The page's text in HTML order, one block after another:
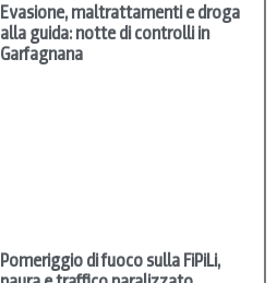
Evasione, maltrattamenti e droga
alla guida: notte di controlli in
Garfagnana
Pomeriggio di fuoco sulla FiPiLi,